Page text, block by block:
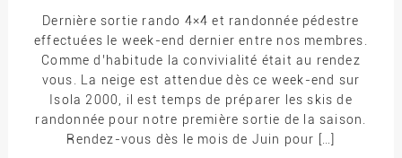
Dernière sortie rando 4×4 et randonnée pédestre
effectuées le week-end dernier entre nos membres.
Comme d’habitude la convivialité était au rendez
vous. La neige est attendue dès ce week-end sur
Isola 2000, il est temps de préparer les skis de
randonnée pour notre première sortie de la saison.
Rendez-vous dès le mois de Juin pour […]